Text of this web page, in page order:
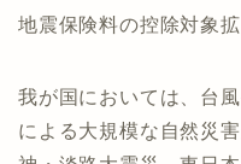
地震保険料の控除対象
我が国においては、台
による大規模な自然災